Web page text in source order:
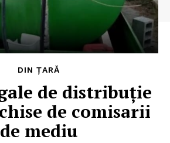
DIN ȚARĂ
de distribuție
de comisarii
de mediu